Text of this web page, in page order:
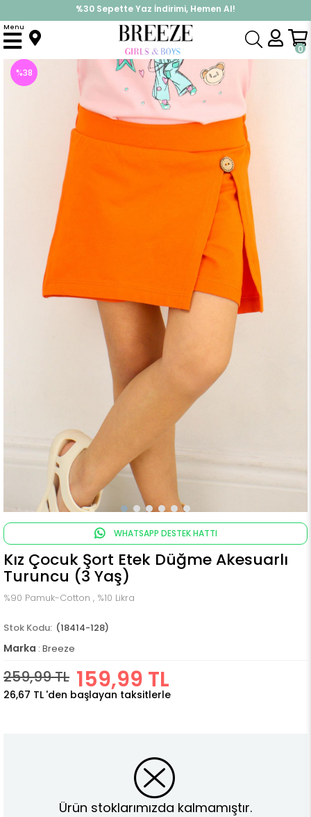
%30 Sepette Yaz İndirimi, Hemen Al!
İndirimlere ek %10 İndirimi Kap, Hemen Üye Ol!
0
Menu
Anasayfa Alt Giyim Kapri & Şort Kız Çocuk Şort Etek Düğme Akesuarlı Turuncu (3 Yaş)
%38
WHATSAPP DESTEK HATTI
Kız Çocuk Şort Etek Düğme Akesuarlı
Turuncu (3 Yaş)
%90 Pamuk-Cotton , %10 Likra
(18414-128)
Marka : Breeze
259,99 TL 159,99 TL
26,67 TL 'den başlayan taksitlerle
Ürün stoklarımızda kalmamıştır.